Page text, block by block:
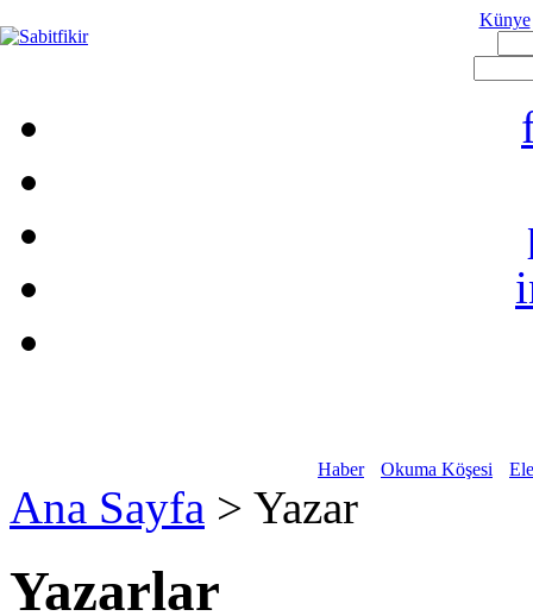
Künye
Haber Okuma Köşesi
Ana Sayfa > Yazar
Yazarlar